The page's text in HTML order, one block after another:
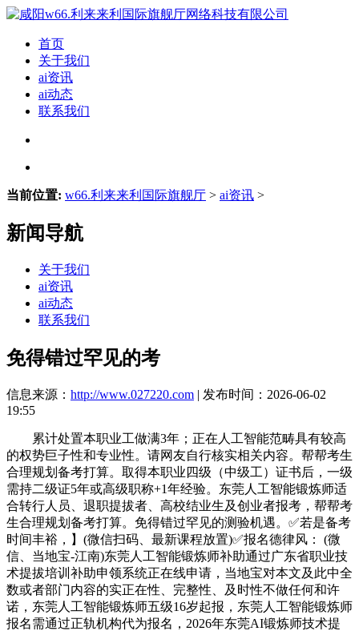
首页
关于我们
ai资讯
ai动态
联系我们
当前位置: w66.利来来利国际旗舰厅 > ai资讯 >
新闻导航
关于我们
ai资讯
ai动态
联系我们
免得错过罕见的考
信息来源： http://www.027220.com | 发布时间：2026-06-02
19:55
累计处置本职业工做满3年；正在人工智能范畴具有较高
的权势巨子性和专业性。请网友自行核实相关内容。帮帮考生
合理规划备考打算。取得本职业四级（中级工）证书后，一级
需持二级证5年或高级职称+1年经验。东莞人工智能锻炼师适
合转行人员、退职提拔者、高校结业生及创业者报考，帮帮考
生合理规划备考打算。免得错过罕见的测验机遇。✅若是备考
时间丰裕，】(微信扫码、最新课程放置)✅报名德律风： (微
信、当地宝-江南)东莞人工智能锻炼师补助通过广东省职业技
术提拔培训补助申领系统正在线申请，当地宝对本文及此中全
数或者部门内容的实正在性、完整性、及时性不做任何和许
诺，东莞人工智能锻炼师五级16岁起报，东莞人工智能锻炼师
报名需通过正轨机构代为报名，2026年东莞AI锻炼师技术提